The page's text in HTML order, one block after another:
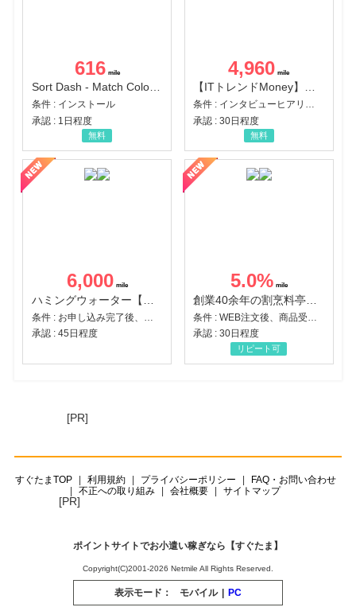
616
Sort Dash - Match Color Puzzle（チャレンジ11完了）（Android）
条件 : インストール
承認 : 1日程度
無料
4,960
【ITトレンドMoney】相談プロモーション
条件 : インタビューヒアリング完了
承認 : 30日程度
無料
6,000
承認 : 45日程度
5.0%
承認 : 30日程度
リピート可
[PR]
すぐたまTOP 利用規約 プライバシーポリシー
FAQ・お問い合わせ
不正への取り組み
会社概要 サイトマップ
[PR]
ポイントサイトでお小遣い稼ぎなら【すぐたま】
Copyright(C)2001-2026 Netmile All Rights Reserved.
表示モード： モバイル | PC